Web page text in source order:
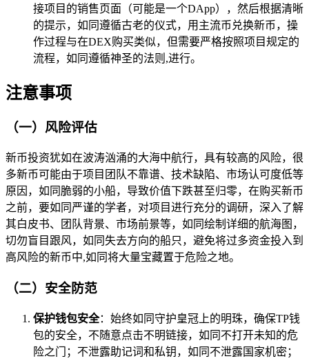
接项目的销售页面（可能是一个DApp），然后根据清晰
的提示，如同遵循古老的仪式，用主流币兑换新币，操
作过程与在DEX购买类似，但需要严格按照项目规定的
流程，如同遵循神圣的法则,进行。
注意事项
（一）风险评估
新币投资犹如在波涛汹涌的大海中航行，具有较高的风险，很
多新币可能由于项目团队不靠谱、技术缺陷、市场认可度低等
原因，如同脆弱的小船，导致价值下跌甚至归零，在购买新币
之前，要如同严谨的学者，对项目进行充分的调研，深入了解
其白皮书、团队背景、市场前景等，如同绘制详细的航海图，
切勿盲目跟风，如同失去方向的船只，避免将过多资金投入到
高风险的新币中,如同将大量宝藏置于危险之地。
（二）安全防范
保护钱包安全：始终如同守护皇冠上的明珠，确保TP钱
包的安全，不随意点击不明链接，如同不打开未知的危
险之门；不泄露助记词和私钥，如同不泄露国家机密；